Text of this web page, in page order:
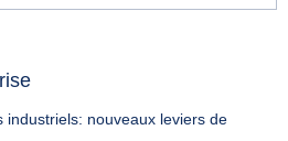
industriels: nouveaux leviers de